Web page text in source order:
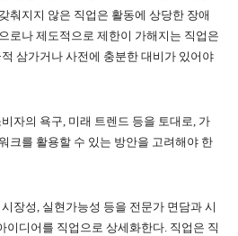
춰지지 않은 직업은 활동에 상당한 장애
로나 제도적으로 제한이 가해지는 직업은
삼가거나 사전에 충분한 대비가 있어야
자의 욕구, 미래 트렌드 등을 토대로, 가
크를 활용할 수 있는 방안을 고려해야 한
장성, 실현가능성 등을 전문가 면담과 시
이디어를 직업으로 상세화한다. 직업은 직